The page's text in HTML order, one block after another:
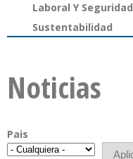
Laboral Y Seguridad
Sustentabilidad
Noticias
Pais